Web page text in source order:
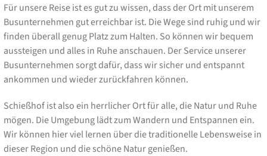
Für unsere Reise ist es gut zu wissen, dass der Ort mit unserem
Busunternehmen gut erreichbar ist. Die Wege sind ruhig und wir
finden überall genug Platz zum Halten. So können wir bequem
aussteigen und alles in Ruhe anschauen. Der Service unserer
Busunternehmen sorgt dafür, dass wir sicher und entspannt
ankommen und wieder zurückfahren können.
Schießhof ist also ein herrlicher Ort für alle, die Natur und Ruhe
mögen. Die Umgebung lädt zum Wandern und Entspannen ein.
Wir können hier viel lernen über die traditionelle Lebensweise in
dieser Region und die schöne Natur genießen.